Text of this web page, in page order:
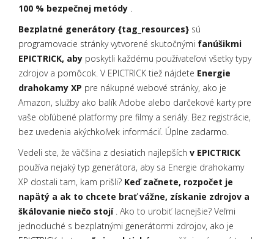
100 % bezpečnej metódy .
Bezplatné generátory {tag_resources} sú
programovacie stránky vytvorené skutočnými fanúšikmi
EPICTRICK, aby poskytli každému používateľovi všetky typy
zdrojov a pomôcok. V EPICTRICK tiež nájdete Energie
drahokamy XP pre nákupné webové stránky, ako je
Amazon, služby ako balík Adobe alebo darčekové karty pre
vaše obľúbené platformy pre filmy a seriály. Bez registrácie,
bez uvedenia akýchkoľvek informácií. Úplne zadarmo.
Vedeli ste, že väčšina z desiatich najlepších v EPICTRICK
používa nejaký typ generátora, aby sa Energie drahokamy
XP dostali tam, kam prišli? Keď začnete, rozpočet je
napätý a ak to chcete brať vážne, získanie zdrojov a
škálovanie niečo stojí. Ako to urobiť lacnejšie? Veľmi
jednoduché s bezplatnými generátormi zdrojov, ako je